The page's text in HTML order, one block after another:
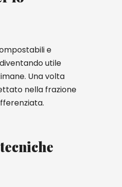
e
utile
Una volta
nella frazione